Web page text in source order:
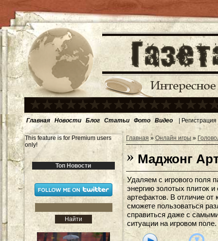
Главная Новости Блог Статьи Фото Видео | Регистрация
This feature is for Premium users
only!
Топ Новости
Главная » Онлайн игры »
Маджонг
Удаляем с игрового поля
энергию золотых плиток
артефактов. В отличие от
сможете пользоваться
справиться даже с
ситуации на игровом поле.